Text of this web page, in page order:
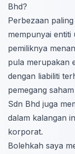
Bhd?
Perbezaan
mempunyai entiti
pemiliknya
pula merupakan
dengan liabiliti
pemegang
Sdn Bhd juga
dalam kalangan
korporat.
Bolehkah saya